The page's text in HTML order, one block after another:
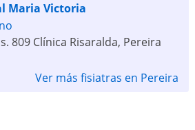
Maria Victoria
809 Clínica Risaralda, Pereira
Ver más fisiatras en Pereira